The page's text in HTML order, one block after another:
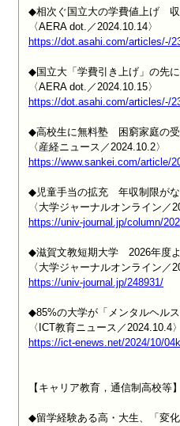
◆相次ぐ国立大の学費値上げ　
https://dot.asahi.com/articles/-/
◆国立大「学費引き上げ」の先
https://dot.asahi.com/articles/-/
◆高校生に無料塾　困窮家庭の
https://www.sankei.com/article/
◆児童手当の拡充　年収制限が
https://univ-journal.jp/column/
◆滋賀文教短期大学　2026年度
https://univ-journal.jp/248931/
◆85%の大学が「メンタルヘル
https://ict-enews.net/2024/10/
【キャリア教育，通信制高校等】
◆留学経験ある高・大生、「変